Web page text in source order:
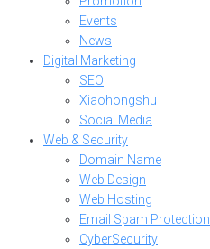
Events
News
Digital Marketing
SEO
Xiaohongshu
Social Media
Web & Security
Domain Name
Web Design
Web Hosting
Email Spam Protection
CyberSecurity